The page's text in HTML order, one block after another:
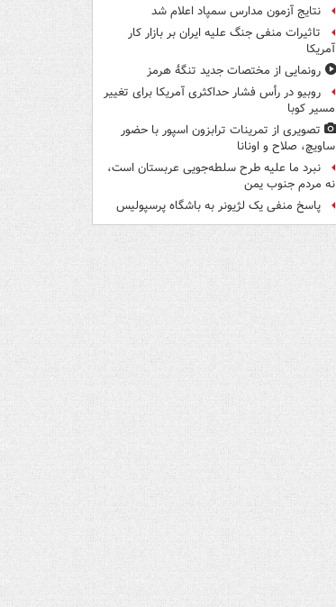
نتایج آزمون مدارس سمپاد اعلام شد
تاثیرات منفی جنگ علیه ایران بر بازار کار
آمریکا
رونمایی از مختصات جدید تنگۀ هرمز
روبیو در رأس فشار حداکثری آمریکا برای تغییر
مسیر کوبا
تصویری از تمرینات ترابزون اسپور با حضور
ساویچ، صلاح و اونانا
نبرد ما علیه طرح سلطه‌جویی عربستان است،
نه مردم جنوب یمن
پاسخ منفی یک لژیونر به باشگاه پرسپولیس